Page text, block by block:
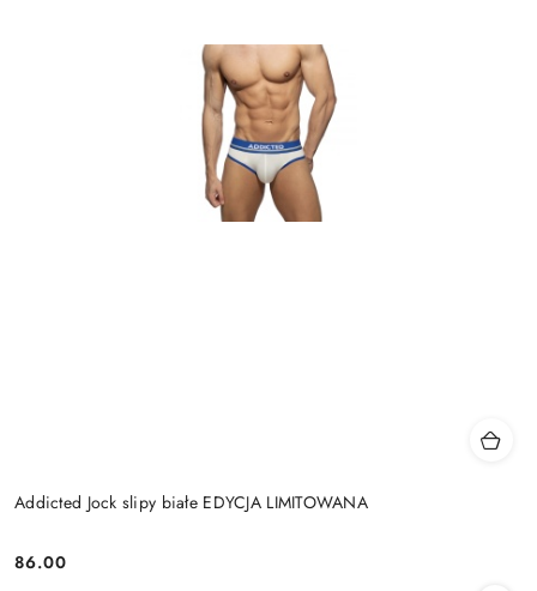
Addicted Jock slipy białe EDYCJA LIMITOWANA
Cena:
86.00